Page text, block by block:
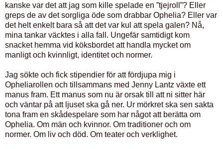
kanske var det att jag som kille spelade en ”tjejroll”? Eller
greps de av det sorgliga öde som drabbar Ophelia? Eller var
det helt enkelt bara så att det var kul att spela galen? Nå,
mina tankar väcktes i alla fall. Ungefär samtidigt kom
snacket hemma vid köksbordet att handla mycket om
manligt och kvinnligt, identitet och normer.
Jag sökte och fick stipendier för att fördjupa mig i
Opheliarollen och tillsammans med Jenny Lantz växte ett
manus fram. Ett manus som nu är orsak till att ni sitter här
och väntar på att ljuset ska gå ner. Ur mörkret ska sen sakta
tona fram en skådespelare som har något att berätta om
Ophelia. Om män och kvinnor. Om traditioner och om
normer. Om liv och död. Om teater och verklighet.